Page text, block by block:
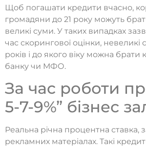
Щоб погашати кредити вчасно,
громадяни до 21 року можуть
великі суми. У таких випадках
час скорингової оцінки, невеликі
років і до якого віку можна
банку чи МФО.
За час роботи
5-7-9%” бізнес
Реальна річна процентна ставка,
рекламних матеріалах. Такі